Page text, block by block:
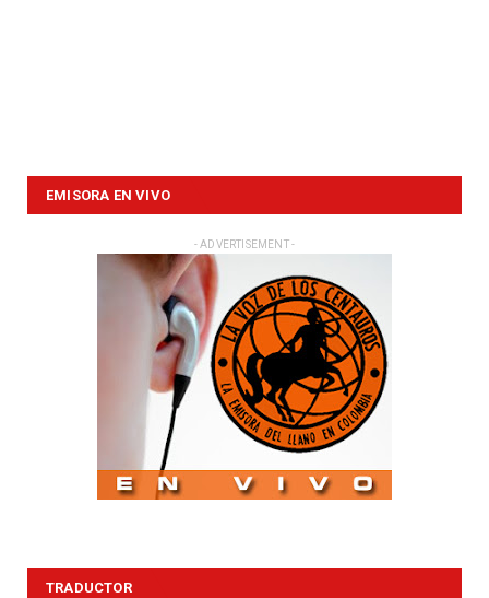
EMISORA EN VIVO
- ADVERTISEMENT -
TRADUCTOR